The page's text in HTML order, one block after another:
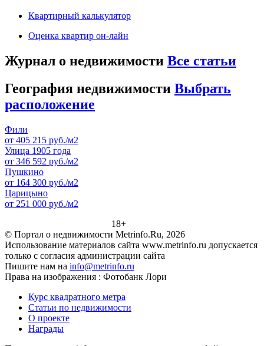
Квартирный калькулятор
Оценка квартир он-лайн
Журнал о недвижимости Все статьи
География недвижимости Выбрать
расположение
Фили
от 405 215 руб./м2
Улица 1905 года
от 346 592 руб./м2
Пушкино
от 164 300 руб./м2
Царицыно
от 251 000 руб./м2
18+
© Портал о недвижимости Metrinfo.Ru, 2026
Использование материалов сайта www.metrinfo.ru допускается
только с согласия администрации сайта
Пишите нам на info@metrinfo.ru
Права на изображения : Фотобанк Лори
Курс квадратного метра
Статьи по недвижимости
О проекте
Награды